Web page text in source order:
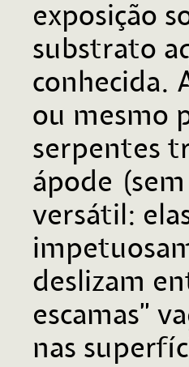
exposição
substrato
conhecida.
ou mesmo
serpentes
ápode
versátil:
deslizam
escamas”
nas